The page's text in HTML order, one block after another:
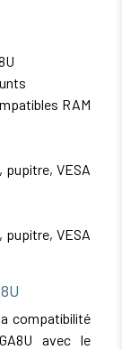
RAM
pupitre, VESA
pupitre, VESA
compatibilité
avec le